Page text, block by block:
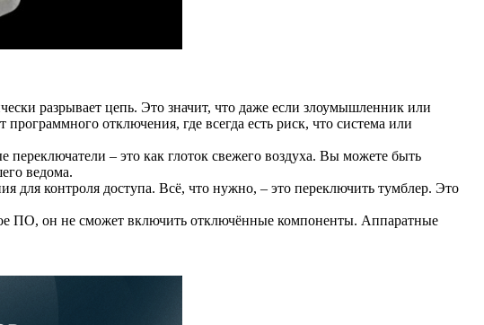
разрывает цепь. Это значит, что даже если злоумышленник или
отключения, где всегда есть риск, что система или
– это как глоток свежего воздуха. Вы можете быть
ведома.
для контроля доступа. Всё, что нужно, – это переключить тумблер. Это
ПО, он не сможет включить отключённые компоненты. Аппаратные